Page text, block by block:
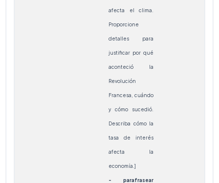
afecta el clima.
Proporcione
detalles para
justificar por qué
aconteció la
Revolución
Francesa, cuándo
y cómo sucedió.
Describa cómo la
tasa de interés
afecta la
economía.]
- parafrasear